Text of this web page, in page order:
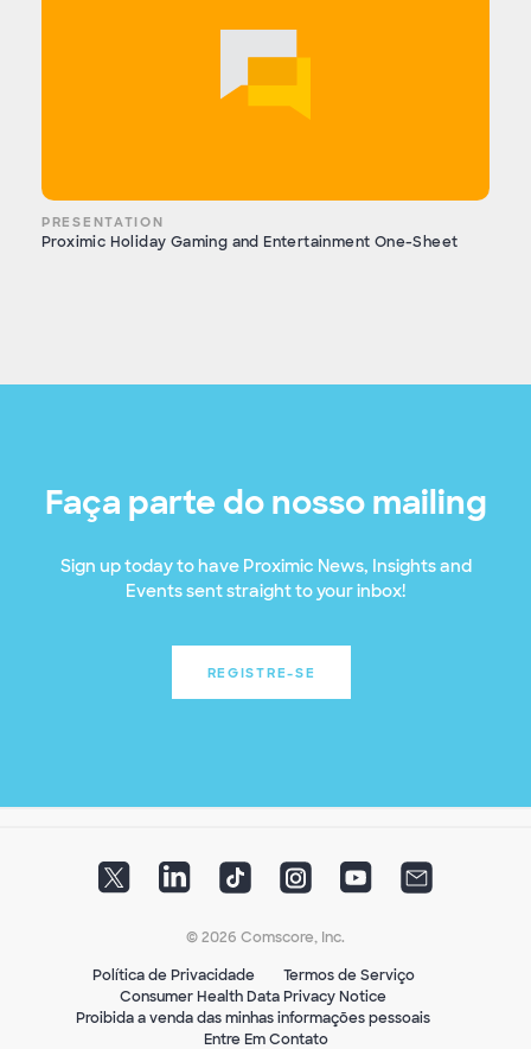
PRESENTATION
Proximic Holiday Gaming and Entertainment One-Sheet
Faça parte do nosso mailing
Sign up today to have Proximic News, Insights and
Events sent straight to your inbox!
REGISTRE-SE
© 2026 Comscore, Inc.
Política de Privacidade
Termos de Serviço
Consumer Health Data Privacy Notice
Proibida a venda das minhas informações pessoais
Entre Em Contato